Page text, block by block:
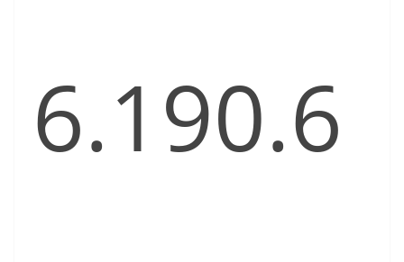
6.190.6